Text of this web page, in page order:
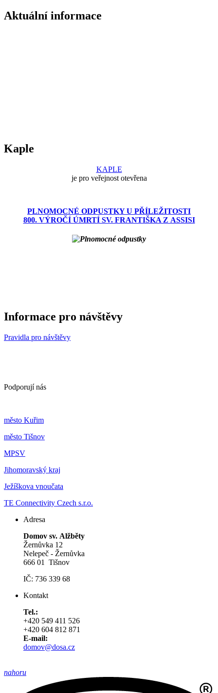
Aktuální informace
Kaple
KAPLE
je pro veřejnost otevřena
PLNOMOCNÉ ODPUSTKY U PŘÍLEŽITOSTI
800. VÝROČÍ ÚMRTÍ SV. FRANTIŠKA Z ASSISI
Informace pro návštěvy
Pravidla pro návštěvy
Podporují nás
město Kuřim
město Tišnov
MPSV
Jihomoravský kraj
Ježíškova vnoučata
TE Connectivity Czech s.r.o.
Adresa
Domov sv. Alžběty
Žernůvka 12
Nelepeč - Žernůvka
666 01 Tišnov
IČ: 736 339 68
Kontakt
Tel.:
+420 549 411 526
+420 604 812 871
E-mail:
domov@dosa.cz
nahoru